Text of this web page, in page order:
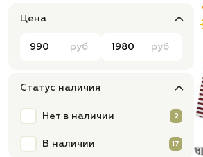
Цена
руб руб
Статус наличия
Нет в наличии 2
В наличии 17